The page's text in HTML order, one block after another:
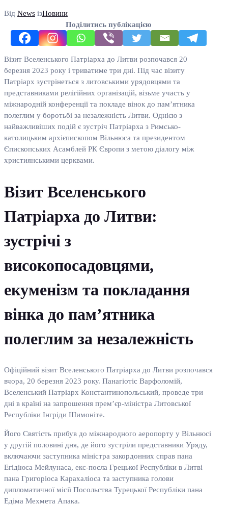
Від News ізНовини
Поділитись публікацією
Візит Вселенського Патріарха до Литви розпочався 20
березня 2023 року і триватиме три дні. Під час візиту
Патріарх зустрінеться з литовськими урядовцями та
представниками релігійних організацій, візьме участь у
міжнародній конференції та покладе вінок до пам’ятника
полеглим у боротьбі за незалежність Литви. Однією з
найважливіших подій є зустріч Патріарха з Римсько-
католицьким архієпископом Вільнюса та президентом
Єпископських Асамблей РК Європи з метою діалогу між
християнськими церквами.
Візит Вселенського
Патріарха до Литви:
зустрічі з
високопосадовцями,
екуменізм та покладання
вінка до пам’ятника
полеглим за незалежність
Офіційний візит Вселенського Патріарха до Литви розпочався
вчора, 20 березня 2023 року. Панагіотіс Варфоломій,
Вселенський Патріарх Константинопольський, проведе три
дні в країні на запрошення прем’єр-міністра Литовської
Республіки Інгріди Шимоніте.
Його Святість прибув до міжнародного аеропорту у Вільнюсі
у другій половині дня, де його зустріли представники Уряду,
включаючи заступника міністра закордонних справ пана
Егідіюса Мейлунаса, екс-посла Грецької Республіки в Литві
пана Григоріоса Карахаліоса та заступника голови
дипломатичної місії Посольства Турецької Республіки пана
Едіма Мехмета Апака.